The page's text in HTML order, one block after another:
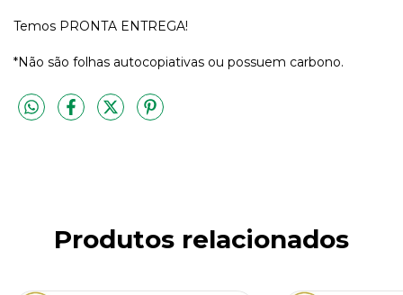
Temos PRONTA ENTREGA!
*Não são folhas autocopiativas ou possuem carbono.
Produtos relacionados